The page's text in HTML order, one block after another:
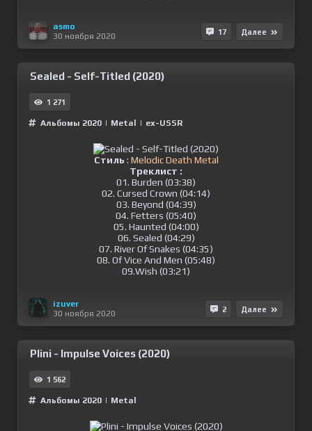
asmo
30 ноября 2020
17 Далее
Sealed - Self​-Titled (2020)
1 271
Альбомы 2020 | Metal | ex-USSR
Стиль : Melodic Death Metal
Треклист :
01. Burden (03:38)
02. Cursed Crown (04:14)
03. Beyond (04:39)
04. Fetters (05:40)
05. Haunted (04:00)
06. Sealed (04:29)
07. River Of Snakes (04:35)
08. Of Vice And Men (05:48)
09.Wish (03:21)
izuver
30 ноября 2020
2 Далее
Plini - Impulse Voices (2020)
1 562
Альбомы 2020 | Metal